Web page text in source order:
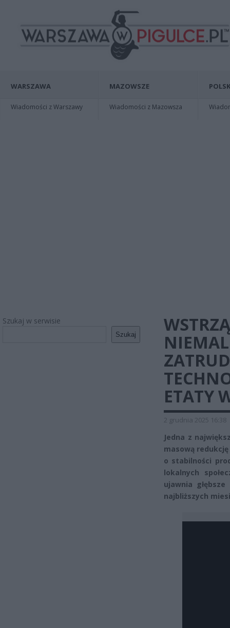
WARSZAWA
Wiadomości z Warszawy
MAZOWSZE
Wiadomości z Mazowsza
Szukaj w serwisie
Szukaj
ETATY
2 grudnia 2025 16:38
Jedna z
masową
o stabilności
lokalnych
ujawnia
najbliższych